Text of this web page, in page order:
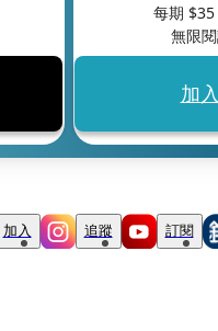
每期 $35
無限
加
加入 追蹤 訂閱